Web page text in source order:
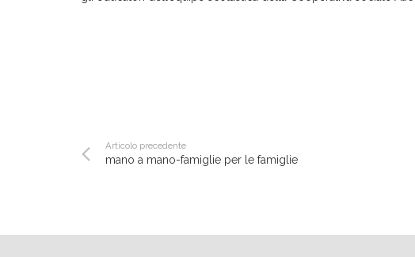
Articolo precedente
mano a mano-famiglie per le famiglie